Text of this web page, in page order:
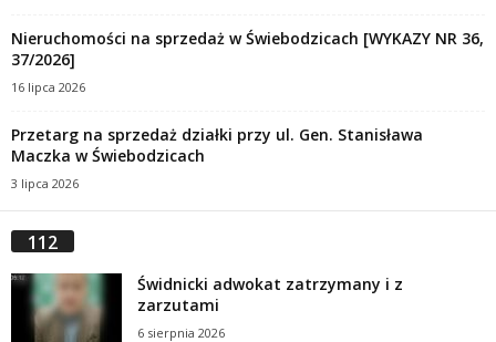
Nieruchomości na sprzedaż w Świebodzicach [WYKAZY NR 36,
37/2026]
16 lipca 2026
Przetarg na sprzedaż działki przy ul. Gen. Stanisława
Maczka w Świebodzicach
3 lipca 2026
112
Świdnicki adwokat zatrzymany i z
zarzutami
6 sierpnia 2026